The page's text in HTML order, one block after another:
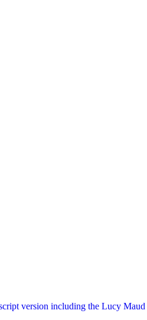
version including the Lucy